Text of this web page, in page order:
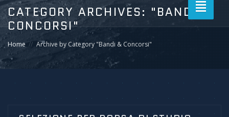
Toggle
CATEGORY ARCHIVES: "BANDI &
CONCORSI"
Home Archive by Category "Bandi & Concorsi"